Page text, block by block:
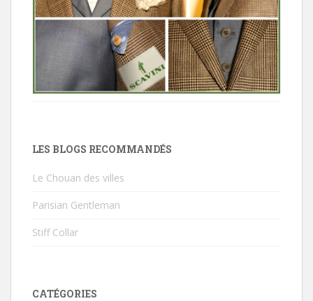
LES BLOGS RECOMMANDÉS
Le Chouan des villes
Parisian Gentleman
Stiff Collar
CATÉGORIES